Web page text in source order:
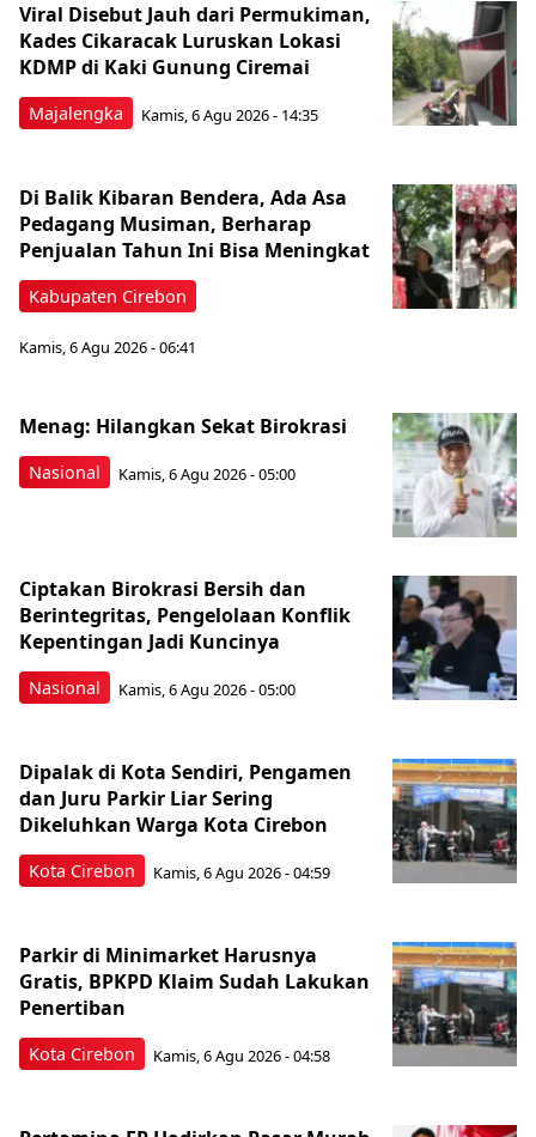
Majalengka
Viral Disebut Jauh dari Permukiman,
Kades Cikaracak Luruskan Lokasi
KDMP di Kaki Gunung Ciremai
Kamis, 6 Agu 2026 - 14:35
Kabupaten Cirebon
Di Balik Kibaran Bendera, Ada Asa
Pedagang Musiman, Berharap
Penjualan Tahun Ini Bisa Meningkat
Kamis, 6 Agu 2026 - 06:41
Nasional
Menag: Hilangkan Sekat Birokrasi
Kamis, 6 Agu 2026 - 05:00
Nasional
Ciptakan Birokrasi Bersih dan
Berintegritas, Pengelolaan Konflik
Kepentingan Jadi Kuncinya
Kamis, 6 Agu 2026 - 05:00
Kota Cirebon
Dipalak di Kota Sendiri, Pengamen
dan Juru Parkir Liar Sering
Dikeluhkan Warga Kota Cirebon
Kamis, 6 Agu 2026 - 04:59
Kota Cirebon
Parkir di Minimarket Harusnya
Gratis, BPKPD Klaim Sudah Lakukan
Penertiban
Kamis, 6 Agu 2026 - 04:58